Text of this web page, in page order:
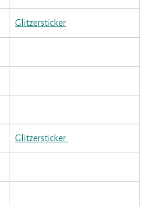
Glitzersticker
Glitzersticker